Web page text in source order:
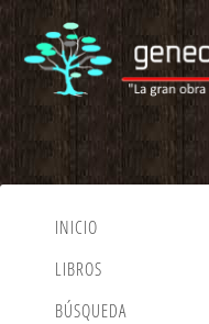
INICIO
LIBROS
BÚSQUEDA